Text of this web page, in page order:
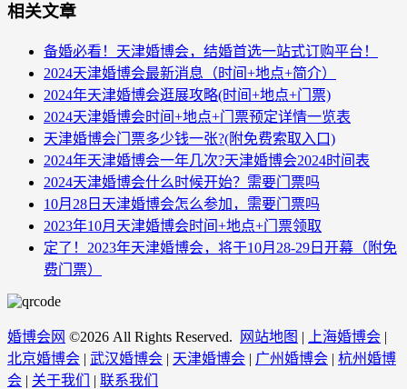
相关文章
备婚必看！天津婚博会，结婚首选一站式订购平台！
2024天津婚博会最新消息（时间+地点+简介）
2024年天津婚博会逛展攻略(时间+地点+门票)
2024天津婚博会时间+地点+门票预定详情一览表
天津婚博会门票多少钱一张?(附免费索取入口)
2024年天津婚博会一年几次?天津婚博会2024时间表
2024天津婚博会什么时候开始？需要门票吗
10月28日天津婚博会怎么参加，需要门票吗
2023年10月天津婚博会时间+地点+门票领取
定了！2023年天津婚博会，将于10月28-29日开幕（附免
费门票）
婚博会网 ©2026 All Rights Reserved. 网站地图 | 上海婚博会 |
北京婚博会 | 武汉婚博会 | 天津婚博会 | 广州婚博会 | 杭州婚博
会 | 关于我们 | 联系我们